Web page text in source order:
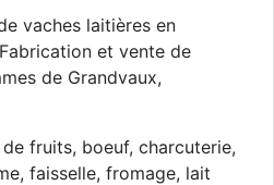
vaches laitières en
et vente de
de Grandvaux,
de fruits, boeuf, charcuterie,
faisselle, fromage, lait